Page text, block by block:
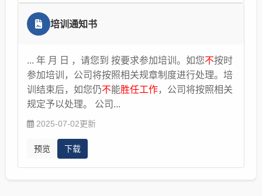
不要主动辞职：主动辞职拿不到任何补偿和赔偿。
2.千万别旷工：一般旷工超过3天，单位可以合法
时效：劳动争议申请仲裁的时效为1年，切勿拖
延。4.不轻易签字：切勿轻易应允或签署任何单位
的同意文件。5.寻求帮助：咨询专业劳动法律师，
评估情况。
培训通知书
... 年 月 日 ，请您到 按要求参加培训。如您不按时
参加培训，公司将按照相关规章制度进行处理。培
训结束后，如您仍不能胜任工作，公司将按照相关
规定予以处理。 公司...
2025-07-02更新
预览 下载